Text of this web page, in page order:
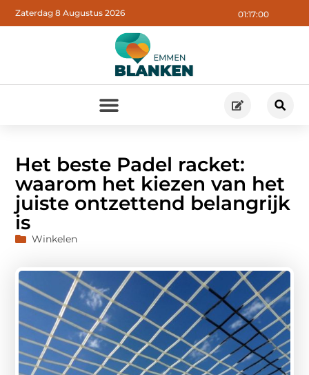
01:17:02
Zaterdag 8 Augustus 2026
Het beste Padel racket:
waarom het kiezen van het
juiste ontzettend belangrijk
is
Winkelen